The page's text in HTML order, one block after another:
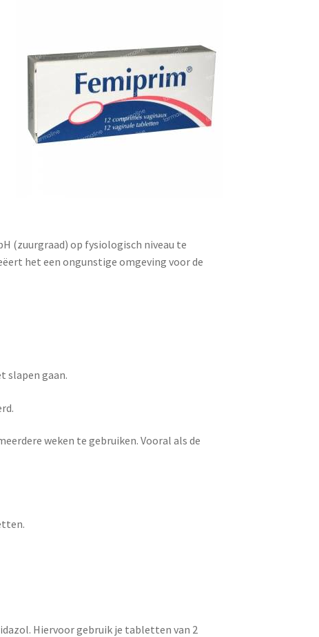
(zuurgraad) op fysiologisch niveau te
het een ongunstige omgeving voor de
slapen gaan.
weken te gebruiken. Vooral als de
Hiervoor gebruik je tabletten van 2